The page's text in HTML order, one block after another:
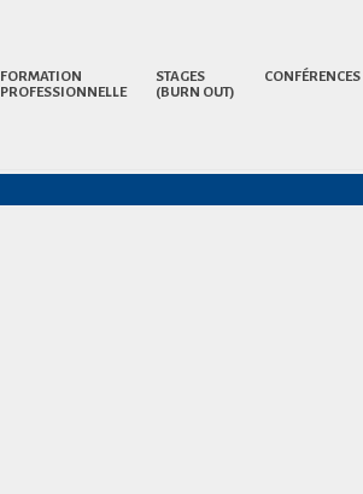
FORMATION
PROFESSIONNELLE
STAGES
(BURN OUT)
CONFÉRENCES